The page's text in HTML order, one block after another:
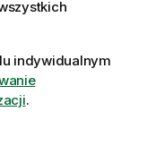
indywidualnym
.